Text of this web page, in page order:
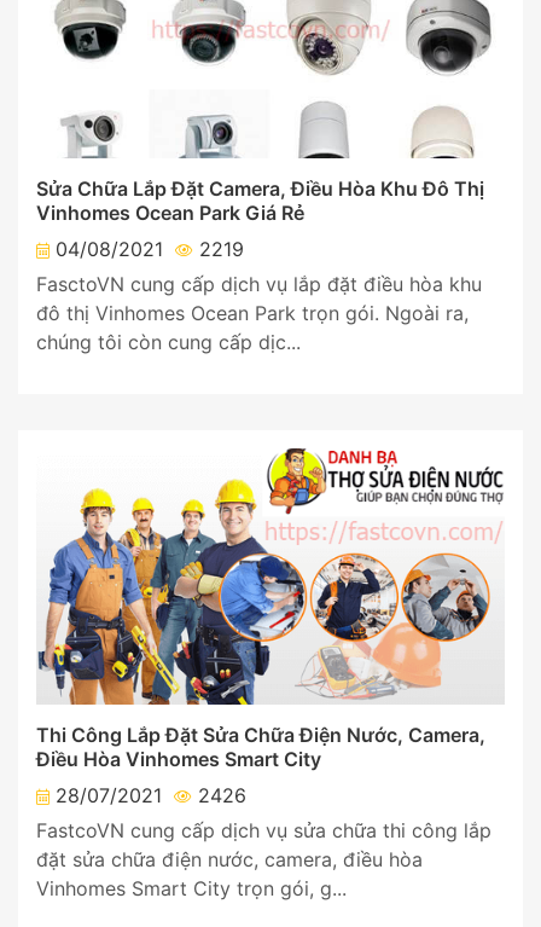
Sửa Chữa Lắp Đặt Camera, Điều Hòa Khu Đô Thị
Vinhomes Ocean Park Giá Rẻ
04/08/2021
2219
FasctoVN cung cấp dịch vụ lắp đặt điều hòa khu
đô thị Vinhomes Ocean Park trọn gói. Ngoài ra,
chúng tôi còn cung cấp dịc...
Thi Công Lắp Đặt Sửa Chữa Điện Nước, Camera,
Điều Hòa Vinhomes Smart City
28/07/2021
2426
FastcoVN cung cấp dịch vụ sửa chữa thi công lắp
đặt sửa chữa điện nước, camera, điều hòa
Vinhomes Smart City trọn gói, g...